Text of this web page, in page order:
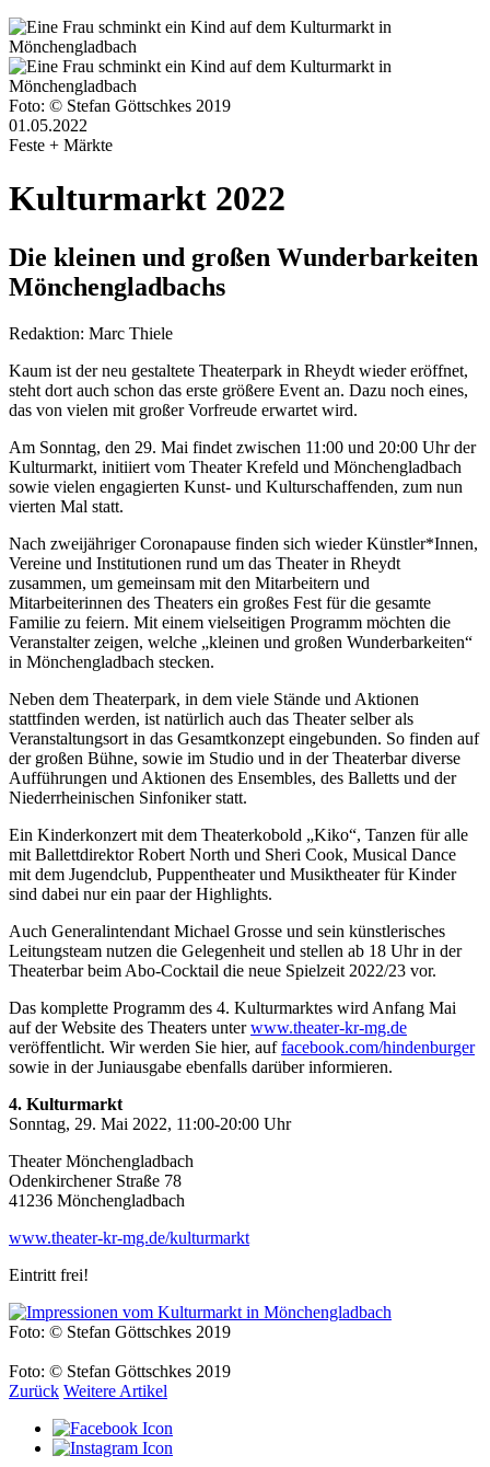
Foto: © Stefan Göttschkes 2019
01.05.2022
Feste + Märkte
Kulturmarkt 2022
Die kleinen und großen Wunderbarkeiten
Mönchengladbachs
Redaktion: Marc Thiele
Kaum ist der neu gestaltete Theaterpark in Rheydt wieder eröffnet,
steht dort auch schon das erste größere Event an. Dazu noch eines,
das von vielen mit großer Vorfreude erwartet wird.
Am Sonntag, den 29. Mai findet zwischen 11:00 und 20:00 Uhr der
Kulturmarkt, initiiert vom Theater Krefeld und Mönchengladbach
sowie vielen engagierten Kunst- und Kulturschaffenden, zum nun
vierten Mal statt.
Nach zweijähriger Coronapause finden sich wieder Künstler*Innen,
Vereine und Institutionen rund um das Theater in Rheydt
zusammen, um gemeinsam mit den Mitarbeitern und
Mitarbeiterinnen des Theaters ein großes Fest für die gesamte
Familie zu feiern. Mit einem vielseitigen Programm möchten die
Veranstalter zeigen, welche „kleinen und großen Wunderbarkeiten“
in Mönchengladbach stecken.
Neben dem Theaterpark, in dem viele Stände und Aktionen
stattfinden werden, ist natürlich auch das Theater selber als
Veranstaltungsort in das Gesamtkonzept eingebunden. So finden auf
der großen Bühne, sowie im Studio und in der Theaterbar diverse
Aufführungen und Aktionen des Ensembles, des Balletts und der
Niederrheinischen Sinfoniker statt.
Ein Kinderkonzert mit dem Theaterkobold „Kiko“, Tanzen für alle
mit Ballettdirektor Robert North und Sheri Cook, Musical Dance
mit dem Jugendclub, Puppentheater und Musiktheater für Kinder
sind dabei nur ein paar der Highlights.
Auch Generalintendant Michael Grosse und sein künstlerisches
Leitungsteam nutzen die Gelegenheit und stellen ab 18 Uhr in der
Theaterbar beim Abo-Cocktail die neue Spielzeit 2022/23 vor.
Das komplette Programm des 4. Kulturmarktes wird Anfang Mai
auf der Website des Theaters unterwww.theater-kr-mg.de
veröffentlicht. Wir werden Sie hier, auffacebook.com/hindenburger
sowie in der Juniausgabe ebenfalls darüber informieren.
4. Kulturmarkt
Sonntag, 29. Mai 2022, 11:00-20:00 Uhr
Theater Mönchengladbach
Odenkirchener Straße 78
41236 Mönchengladbach
www.theater-kr-mg.de/kulturmarkt
Eintritt frei!
Foto: © Stefan Göttschkes 2019
Foto: © Stefan Göttschkes 2019
Zurück Weitere Artikel